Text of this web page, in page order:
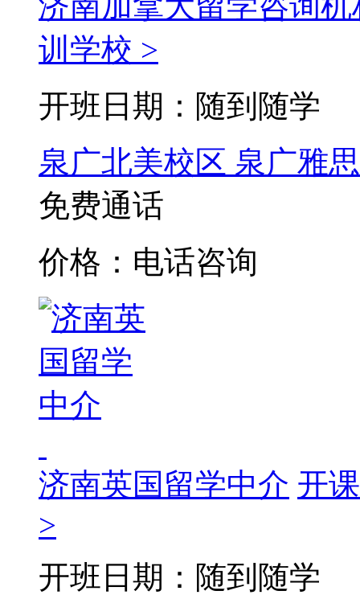
训学校 >
开班日期：随到随学
泉广北美校区 泉广雅
免费通话
价格：电话咨询
济南英国留学中介 开
>
开班日期：随到随学